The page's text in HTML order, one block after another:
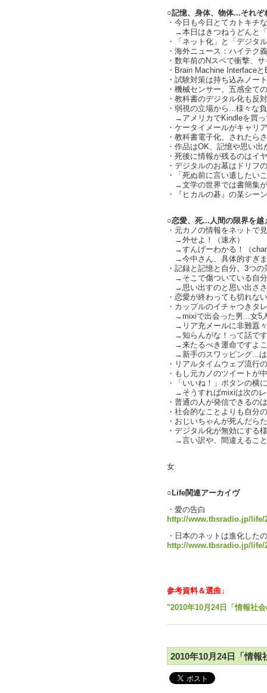
○記憶、身体、物体...それ
・今日も今日とてカトキチ
→本日はきつねうどんと
・「ネット化」と「デジタ
・海外ニュース：ハイテク
・数年前のNスペで衝撃、
・Brain Machine Interface
・試験対策は持ち込みノー
・機械センサー、五感全て
・教科書のデジタル化も反
・弱視の立場から...様々な
→アメリカでKindleを買っ
・ケータイメールがキャリ
・教科書電子化、されたら
・作品はOK、記憶や思い
・死後に情報が残るのはイ
・デジタルのお墓はドリフ
・「死ぬ前に言い遺したい
→文学の世界では書簡集
・『ヒカルの碁』の某シー
○恋愛、死...人間の限界を越
・元カノの情報をネットで
→外せよ！（速水）
→すんげーわかる！（
→今中さん、具体的すぎ
・記録と記憶と自分。3つ
→そこで傷ついている自分
→思い出すのと思い出さ
・恋愛が終わっても切れな
・カップルのイチャつきタ
→mixiで出会った男...女5
→リア充メールに非難囂々
→知らんがな！って話で
→来たるべき運命ですよ
→新手のスワッピング...は
・リアルタイムウェブ流行
・もし元カノのツイートが
・「いいね！」ボタンの横
→そうすればmixiは次のレ
・普通の人が発信できるの
・社会的なことよりも自分
・おじいちゃんが死んだら
・デジタル化が無効にする
→言い訳や、間違えるこ
女
○Life関連アーカイヴ
・愛の告白
http://www.tbsradio.jp/life/
・日本のネットは進化した
http://www.tbsradio.jp/life/
参考資料＆選曲↓
"2010年10月24日「情報社
2010年10月24日「情